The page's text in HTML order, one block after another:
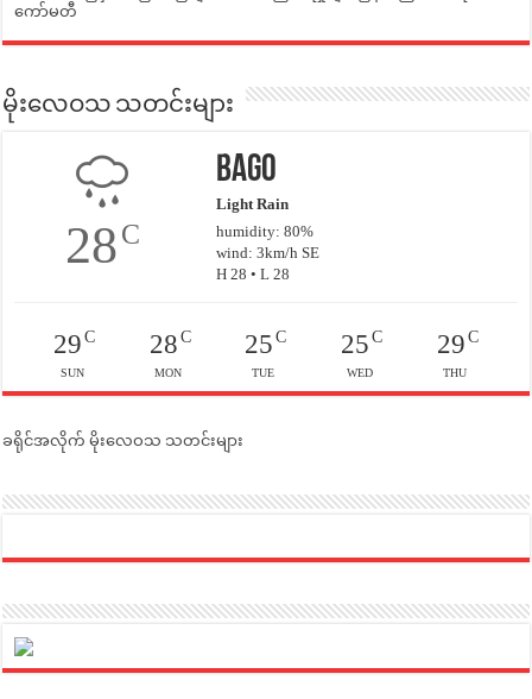
ကော်မတီ
မိုးလေဝသ သတင်းများ
28C
Bago
Light Rain
humidity: 80%
wind: 3km/h SE
H 28 • L 28
29C
SUN
28C
MON
25 C
TUE
25C
WED
29C
THU
ခရိုင်အလိုက် မိုးလေဝသ သတင်းများ